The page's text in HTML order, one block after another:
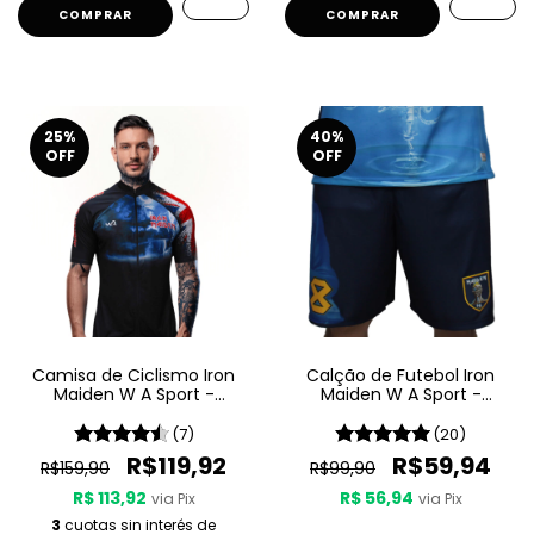
COMPRAR
25%
OFF
Camisa de Ciclismo Iron
Maiden W A Sport -
(7)
R$159,90 R$119,92
R$ 113,92 via Pix
3 cuotas sin interés de
40%
OFF
Calção de Futebol Iron
Maiden W A Sport -
Son
(20)
R$99,90 R$59,94
R$ 56,94 via Pix